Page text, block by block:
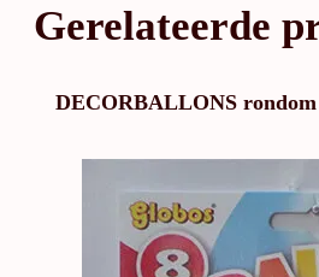
Gerelateerde
DECORBALLONS